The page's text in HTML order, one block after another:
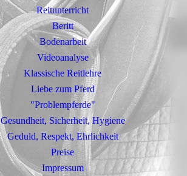
Reitunterricht
Beritt
Bodenarbeit
Videoanalyse
Klassische Reitlehre
Liebe zum Pferd
"Problempferde"
Gesundheit, Sicherheit, Hygiene
Geduld, Respekt, Ehrlichkeit
Preise
Impressum